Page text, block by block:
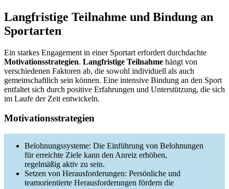
Langfristige Teilnahme und Bindung an
Sportarten
Ein starkes Engagement in einer Sportart erfordert durchdachte
Motivationsstrategien. Langfristige Teilnahme hängt von
verschiedenen Faktoren ab, die sowohl individuell als auch
gemeinschaftlich sein können. Eine intensive Bindung an den Sport
entfaltet sich durch positive Erfahrungen und Unterstützung, die sich
im Laufe der Zeit entwickeln.
Motivationsstrategien
Belohnungssysteme: Die Einführung von Belohnungen
für erreichte Ziele kann den Anreiz erhöhen,
regelmäßig aktiv zu sein.
Setzen von Herausforderungen: Persönliche und
teamorientierte Herausforderungen fördern die